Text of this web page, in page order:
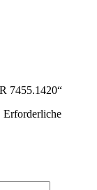
7455.1420“
Erforderliche